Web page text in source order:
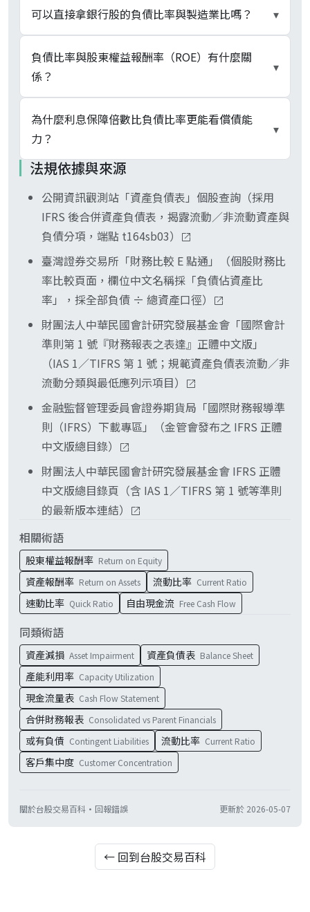
期借款、應付帳款、預收貨款、合約負債、租賃負
取公司債 + 長短期借款除以總資產，衡量真正的利
息壓力。公開資訊觀測站揭露的「負債佔資產比
率」採全部負債算法。
沒有單一健全門檻，要看產業。輕資產的軟體服務
業 20% 至 40% 常見，重資產的航空、營建、晶圓
代工 50% 至 70% 也屬正常區間，銀行業 90% 上
下、壽險業 95% 以上是產業結構性現象。健康的
要與同產業比、看自家 3 至 5 年趨勢，並搭配利息
保障倍數與自由現金流交叉看。
可以直接拿銀行股的負債比率與製造業比嗎？ ▾
不可以。銀行業以吸收存款進行放款為本業、存款
= 法定負債；壽險業以保費收取後保單到期理賠為
本業、責任準備金 = 法定負債。兩者全產業負債比
率天生極高，與一般製造業無可比性。金管會對金
融業另採資本適足率 (BIS Ratio)、風險基礎資本
看這些專用指標。
負債比率與股東權益報酬率（ROE）有什麼關
係？
▾
透過杜邦分析串起來。權益乘數 = 總資產 ÷ 股東
權益 = 1 ÷ (1 − 負債比率)；ROE = ROA × 權益乘
數。負債比率 60% 對應權益乘數 2.5 倍，ROA 5%
時 ROE 為 12.5%；負債比率 75% 對應乘數 4 倍，
ROA 同樣 5% 時 ROE 衝到 20%。但槓桿同時放大
虧損，本業由獲轉虧時負債比率高的公司 ROE 下
殺速度也更快，要分辨 ROE 來自本業還是槓桿。
為什麼利息保障倍數比負債比率更能看償債能
力？
▾
負債比率衡量「資產有多少比例由負債融資」，是
存量概念；利息保障倍數 = 息前稅前淨利 ÷ 利息
費用，衡量「本業賺的錢能覆蓋幾倍利息」，是流
量概念。負債比率 65% 但利息保障倍數 8 倍代表
槓桿用得起；負債比率 45% 但倍數只有 1.2 倍代
表本業已無力負擔償息壓力。兩者搭配流動比率、
自由現金流才完整。
法規依據與來源
公開資訊觀測站「資產負債表」個股查詢（採用
IFRS 後合併資產負債表，揭露流動／非流動資產與
負債分項，端點 t164sb03）
臺灣證券交易所「財務比較 E 點通」（個股財務比
率比較頁面，欄位中文名稱採「負債佔資產比
率」，採全部負債 ÷ 總資產口徑）
財團法人中華民國會計研究發展基金會「國際會計
準則第 1 號『財務報表之表達』正體中文版」
（IAS 1／TIFRS 第 1 號；規範資產負債表流動／非
流動分類與最低應列示項目）
金融監督管理委員會證券期貨局「國際財務報導準
則（IFRS）下載專區」（金管會發布之 IFRS 正體
中文版總目錄）
財團法人中華民國會計研究發展基金會 IFRS 正體
中文版總目錄頁（含 IAS 1／TIFRS 第 1 號等準則
的最新版本連結）
相關術語
股東權益報酬率 Return on Equity
資產報酬率 Return on Assets 流動比率 Current Ratio
速動比率 Quick Ratio 自由現金流 Free Cash Flow
同類術語
資產減損 Asset Impairment 資產負債表 Balance Sheet
產能利用率 Capacity Utilization
現金流量表 Cash Flow Statement
合併財務報表 Consolidated vs Parent Financials
或有負債 Contingent Liabilities 流動比率 Current Ratio
客戶集中度 Customer Concentration
關於台股交易百科 · 回報錯誤 更新於 2026-05-07
← 回到台股交易百科